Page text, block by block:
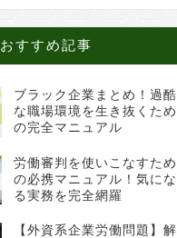
おすすめ記事
ブラック企業まとめ！過酷
な職場環境を生き抜くため
の完全マニュアル
労働審判を使いこなすため
の必携マニュアル！気にな
る実務を完全網羅
【外資系企業労働問題】解